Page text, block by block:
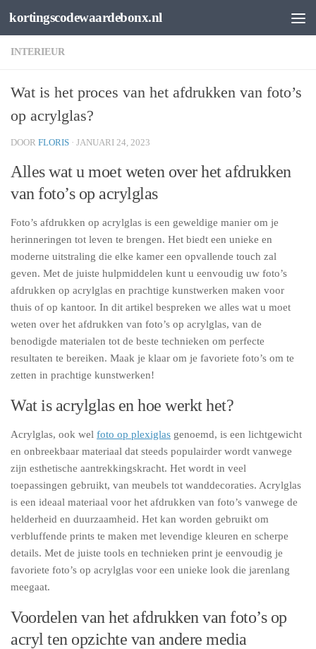
Spring naar de inhoud
kortingscodewaardebonx.nl
INTERIEUR
Wat is het proces van het afdrukken van foto’s
op acrylglas?
DOOR FLORIS · JANUARI 24, 2023
Alles wat u moet weten over het afdrukken
van foto’s op acrylglas
Foto’s afdrukken op acrylglas is een geweldige manier om je
herinneringen tot leven te brengen. Het biedt een unieke en
moderne uitstraling die elke kamer een opvallende touch zal
geven. Met de juiste hulpmiddelen kunt u eenvoudig uw foto’s
afdrukken op acrylglas en prachtige kunstwerken maken voor
thuis of op kantoor. In dit artikel bespreken we alles wat u moet
weten over het afdrukken van foto’s op acrylglas, van de
benodigde materialen tot de beste technieken om perfecte
resultaten te bereiken. Maak je klaar om je favoriete foto’s om te
zetten in prachtige kunstwerken!
Wat is acrylglas en hoe werkt het?
Acrylglas, ook wel foto op plexiglas genoemd, is een lichtgewicht
en onbreekbaar materiaal dat steeds populairder wordt vanwege
zijn esthetische aantrekkingskracht. Het wordt in veel
toepassingen gebruikt, van meubels tot wanddecoraties. Acrylglas
is een ideaal materiaal voor het afdrukken van foto’s vanwege de
helderheid en duurzaamheid. Het kan worden gebruikt om
verbluffende prints te maken met levendige kleuren en scherpe
details. Met de juiste tools en technieken print je eenvoudig je
favoriete foto’s op acrylglas voor een unieke look die jarenlang
meegaat.
Voordelen van het afdrukken van foto’s op
acryl ten opzichte van andere media